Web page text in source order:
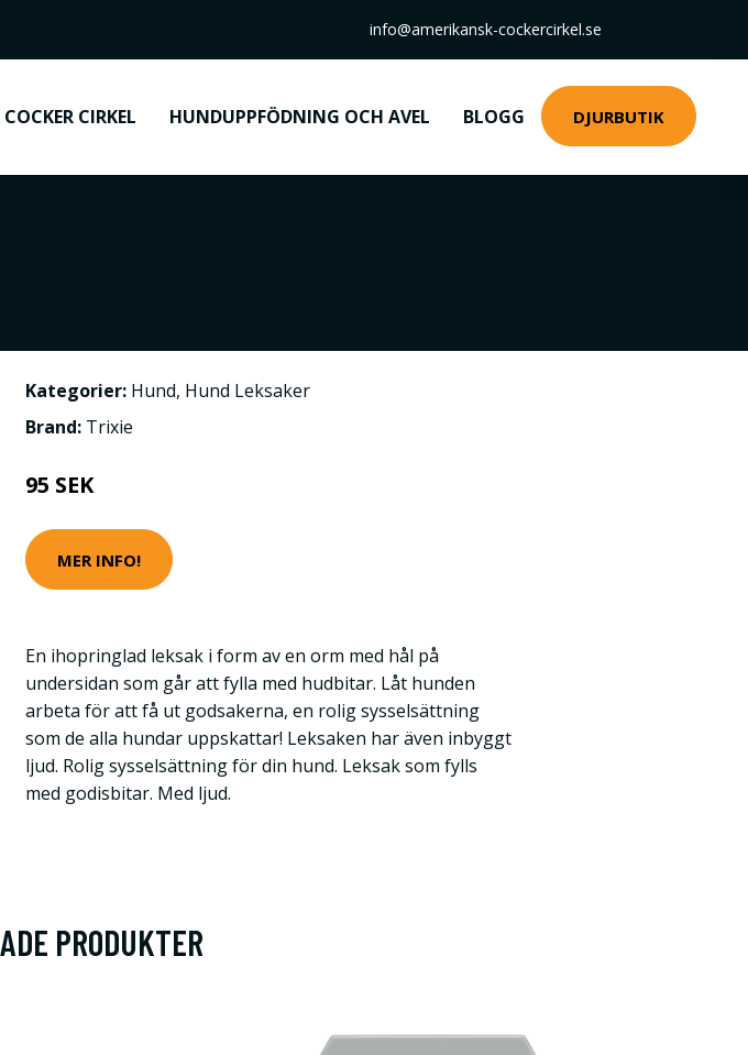
info@amerikansk-cockercirkel.se
CIRKEL HUNDUPPFÖDNING OCH AVEL BLOGG DJURBUTIK
Kategorier: Hund, Hund Leksaker
Brand: Trixie
95 SEK
MER INFO!
En ihopringlad leksak i form av en orm med hål på
undersidan som går att fylla med hudbitar. Låt hunden
arbeta för att få ut godsakerna, en rolig sysselsättning
som de alla hundar uppskattar! Leksaken har även inbyggt
ljud. Rolig sysselsättning för din hund. Leksak som fylls
med godisbitar. Med ljud.
PRODUKTER